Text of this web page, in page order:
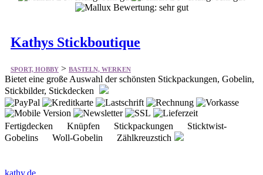
Kathys Stickboutique
SPORT, HOBBY > BASTELN, WERKEN
Bietet eine große Auswahl der schönsten Stickpackungen, Gobelin,
Stickbilder, Stickdecken
Fertigdecken Knüpfen Stickpackungen Sticktwist-
Gobelins Woll-Gobelin Zählkreuzstich
kathy.de